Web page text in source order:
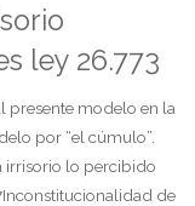
ley 26.773
presente modelo en la
por “el cúmulo”.
irrisorio lo percibido
de